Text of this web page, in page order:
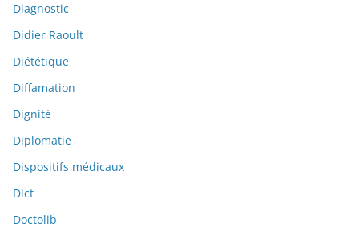
Diagnostic
Didier Raoult
Diététique
Diffamation
Dignité
Diplomatie
Dispositifs médicaux
Dlct
Doctolib